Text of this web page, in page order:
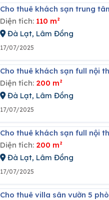
Cho thuê khách sạn trung
Diện tích: 110 m²
Đà Lạt, Lâm Đồng
17/07/2025
Cho thuê khách sạn full nội
Diện tích: 200 m²
Đà Lạt, Lâm Đồng
17/07/2025
Cho thuê khách sạn full nội
Diện tích: 200 m²
Đà Lạt, Lâm Đồng
17/07/2025
Cho thuê villa sân vườn 5